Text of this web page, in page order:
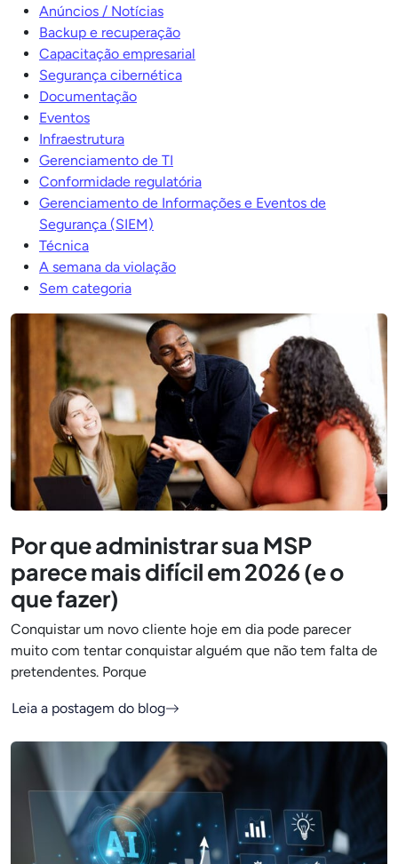
Anúncios / Notícias
Backup e recuperação
Capacitação empresarial
Segurança cibernética
Documentação
Eventos
Infraestrutura
Gerenciamento de TI
Conformidade regulatória
Gerenciamento de Informações e Eventos de
Segurança (SIEM)
Técnica
A semana da violação
Sem categoria
Por que administrar sua MSP
parece mais difícil em 2026 (e o
que fazer)
Conquistar um novo cliente hoje em dia pode parecer
muito com tentar conquistar alguém que não tem falta de
pretendentes. Porque
Leia a postagem do blog